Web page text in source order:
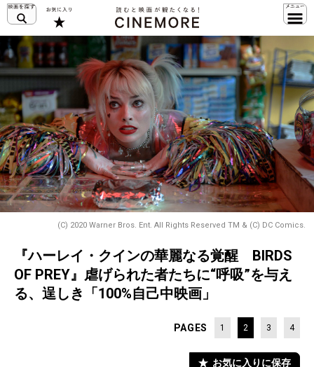
(C) 2020 Warner Bros. Ent. All Rights Reserved TM & (C) DC Comics.
『ハーレイ・クインの華麗なる覚醒 BIRDS
OF PREY』虐げられた者たちに“呼吸”を与え
る、逞しき「100%自己中映画」
PAGES 1 2 3 4
お気に入りに保存